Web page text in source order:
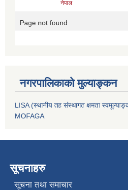
नगरपालिकाको मुल्याङ्कन
LISA (स्थानीय तह संस्थागत क्षमता
MOFAGA
सूचनाहरु
सूचना तथा समाचार